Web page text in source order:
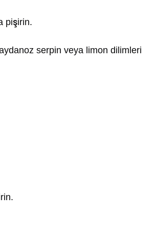
pişirin.
serpin veya limon dilimleri